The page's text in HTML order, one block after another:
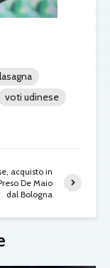
lasagna
voti udinese
acquisto in
De Maio
dal Bologna